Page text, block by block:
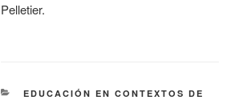
Pelletier.
EDUCACIÓN EN CONTEXTOS DE